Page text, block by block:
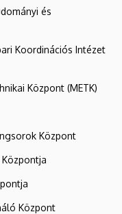
és
Koordinációs Intézet
Központ (METK)
Központ
Központ